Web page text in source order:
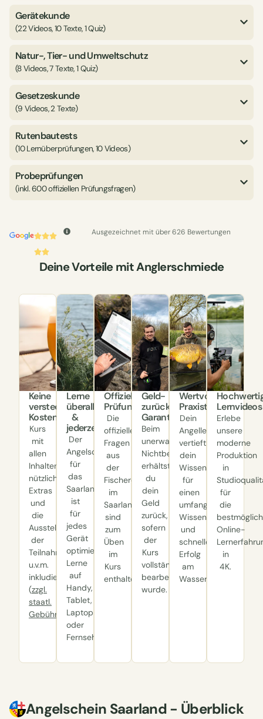
Gerätekunde
(22 Videos, 10 Texte, 1 Quiz)
Natur-, Tier- und Umweltschutz
(8 Videos, 7 Texte, 1 Quiz)
Gesetzeskunde
(9 Videos, 2 Texte)
Rutenbautests
(10 Lernüberprüfungen, 10 Videos)
Probeprüfungen
(inkl. 600 offiziellen Prüfungsfragen)
Ausgezeichnet mit über 626 Bewertungen
Deine Vorteile mit Anglerschmiede
Keine
versteckten
Kosten
Kurs
mit
allen
Inhalten,
nützliche
Extras
und
die
Ausstellung
der
Teilnahmebestätigung
u.v.m.
inkludiert.
(zzgl.
staatl.
Gebühren )
Lerne
überall
&
jederzeit
Der
Angelscheinkurs
für
das
Saarland
ist
für
jedes
Gerät
optimiert:
Lerne
auf
Handy,
Tablet,
Laptop
oder
Fernseher.
Offizielle
Prüfungsfragen
Die
offiziellen
Fragen
aus
der
Fischereischeinprüfung
im
Saarland
sind
zum
Üben
im
Kurs
enthalten.
Geld-
zurück-
Garantie
Beim
unerwarteten
Nichtbestehen
erhältst
du
dein
Geld
zurück,
sofern
der
Kurs
vollständig
bearbeitet
wurde.
Wertvolle
Praxistipps
Dein
Angellehrer
vertieft
dein
Wissen,
für
einen
umfangreicheren
Wissensschatz
und
schnelleren
Erfolg
am
Wasser.
Lernvideos
Erlebe
unsere
moderne
Produktion
in
für
die
Online-
in
4K.
Angelschein Saarland - Überblick